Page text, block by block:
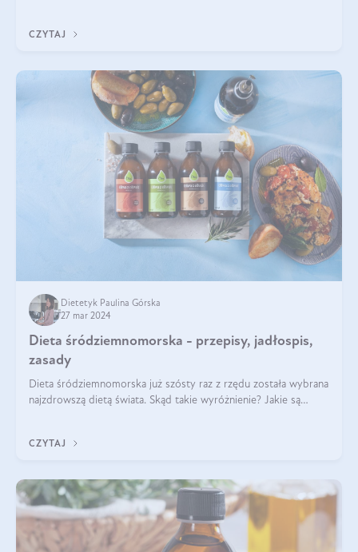
CZYTAJ
Dietetyk Paulina Górska
27 mar 2024
Dieta śródziemnomorska - przepisy, jadłospis,
zasady
Dieta śródziemnomorska już szósty raz z rzędu została wybrana
najzdrowszą dietą świata. Skąd takie wyróżnienie? Jakie są
CZYTAJ